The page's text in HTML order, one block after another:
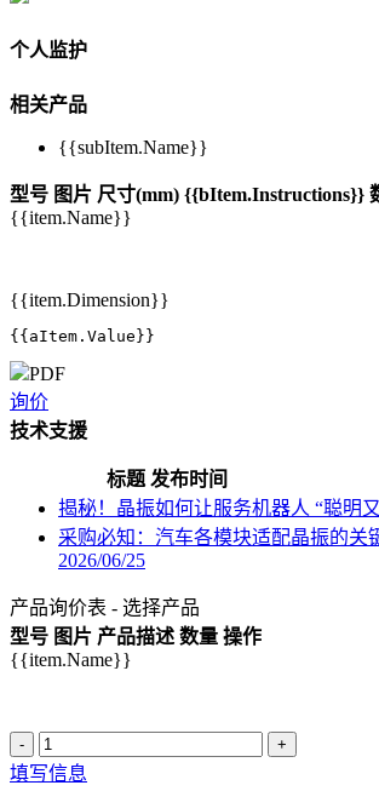
个人监护
相关产品
{{subItem.Name}}
型号 图片 尺寸(mm) {{bItem.Instructions}}
{{item.Name}}
{{item.Dimension}}
{{aItem.Value}}
PDF
询价
技术支援
标题 发布时间
揭秘！晶振如何让服务机器人 “聪明
采购必知：汽车各模块适配晶振的关
2026/06/25
产品询价表 - 选择产品
型号 图片 产品描述 数量 操作
{{item.Name}}
- +
填写信息